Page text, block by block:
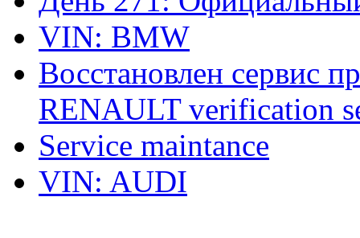
VIN: BMW
Восстановлен сервис
RENAULT verification
Service maintance
VIN: AUDI